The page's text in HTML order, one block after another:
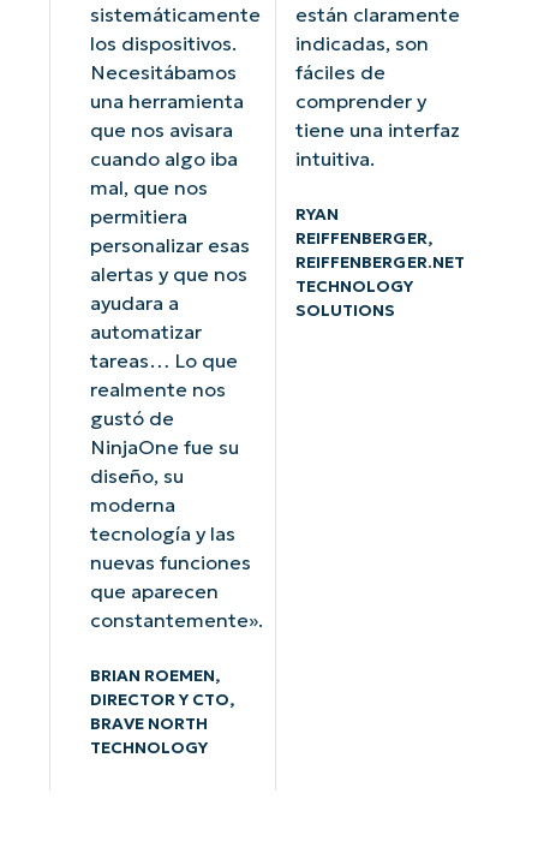
sistemáticamente
los dispositivos.
Necesitábamos
una herramienta
que nos avisara
cuando algo iba
mal, que nos
permitiera
personalizar esas
alertas y que nos
ayudara a
automatizar
tareas… Lo que
realmente nos
gustó de
NinjaOne fue su
diseño, su
moderna
tecnología y las
nuevas funciones
que aparecen
constantemente».
BRIAN ROEMEN,
DIRECTOR Y CTO,
BRAVE NORTH
TECHNOLOGY
están claramente
indicadas, son
fáciles de
comprender y
tiene una interfaz
intuitiva.
RYAN
REIFFENBERGER,
REIFFENBERGER.NET
TECHNOLOGY
SOLUTIONS